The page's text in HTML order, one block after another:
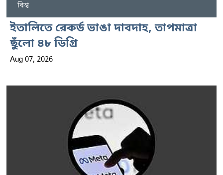
বিশ্ব
ইতালিতে রেকর্ড ভাঙা দাবদাহ, তাপমাত্রা
ছুঁলো ৪৮ ডিগ্রি
Aug 07, 2026